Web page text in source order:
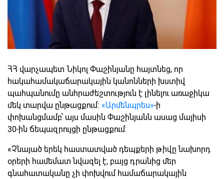
ՀՀ վարչապետ Նիկոլ Փաշինյանը հայտնեց, որ
հակահամակաճարակային կանոնների խստիվ
պահպանումը անհրաժեշտություն է լինելու առաջիկա
մեկ տարվա ընթացքում: «Արմենպրես»-ի
փոխանցմամբ՝ այս մասին Փաշինյանն ասաց մայիսի
30-ին ճեպազրույցի ընթացքում:
«Չնայած երեկ հաստատված դեպքերի թիվը նախորդ
օրերի համեմատ նվազել է, բայց դրանից մեր
գնահատականը չի փոխվում համաճարակային